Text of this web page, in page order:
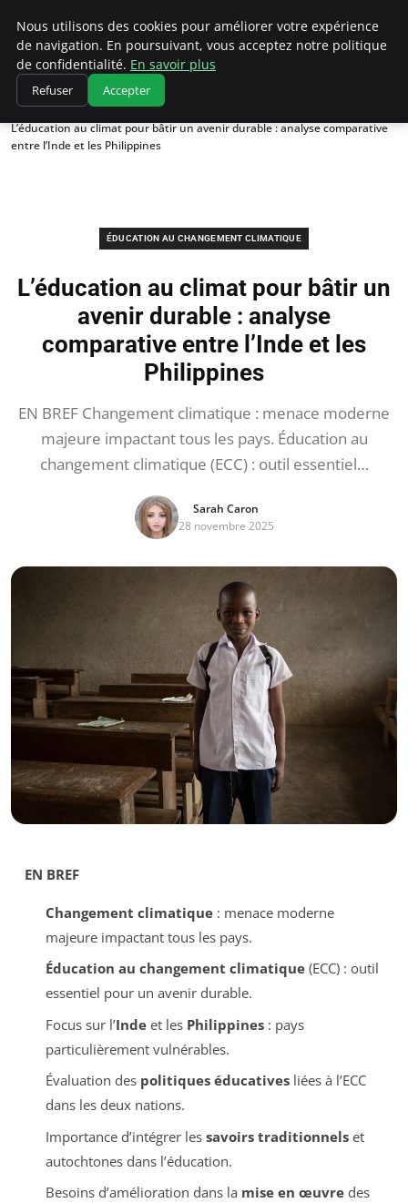
Climatedebtagents
Accueil
Éducation au changement climatique
L’éducation au climat pour bâtir un avenir durable : analyse comparative
entre l’Inde et les Philippines
ÉDUCATION AU CHANGEMENT CLIMATIQUE
L’éducation au climat pour bâtir un
avenir durable : analyse
comparative entre l’Inde et les
Philippines
EN BREF Changement climatique : menace moderne
majeure impactant tous les pays. Éducation au
changement climatique (ECC) : outil essentiel…
Sarah Caron
28 novembre 2025
EN BREF
Changement climatique: menace moderne
majeure impactant tous les pays.
Éducation au changement climatique(ECC) : outil
essentiel pour un avenir durable.
Focus sur l’Indeet les Philippines: pays
particulièrement vulnérables.
Évaluation des politiques éducativesliées à l’ECC
dans les deux nations.
Importance d’intégrer les savoirs traditionnelset
autochtones dans l’éducation.
Besoins d’amélioration dans la mise en œuvredes
Nous utilisons des cookies pour améliorer votre expérience
de navigation. En poursuivant, vous acceptez notre politique
de confidentialité. En savoir plus
Refuser Accepter